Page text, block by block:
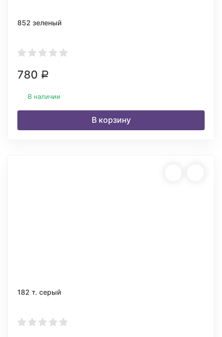
852 зеленый
780 Р
В наличии
В корзину
182 т. серый